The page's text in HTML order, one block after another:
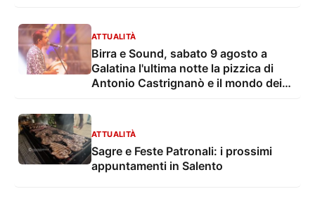
ATTUALITÀ
Birra e Sound, sabato 9 agosto a
Galatina l'ultima notte la pizzica di
Antonio Castrignanò e il mondo dei
ATTUALITÀ
Sagre e Feste Patronali: i prossimi
appuntamenti in Salento